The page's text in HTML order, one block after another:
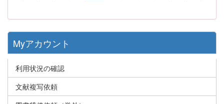
Myアカウント
利用状況の確認
文献複写依頼